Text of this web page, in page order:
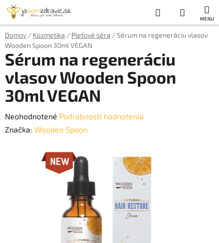
Prejsť
obsah
Hľadať
KOŠÍK
Domov / Kozmetika / Pleťové séra /Sérum na regeneráciu vlasov
Wooden Spoon 30ml VEGAN
Sérum na regeneráciu
vlasov Wooden Spoon
30ml VEGAN
Priemerné
hodnotenie
Neohodnotené Podrobnosti hodnotenia
Značka: Wooden Spoon